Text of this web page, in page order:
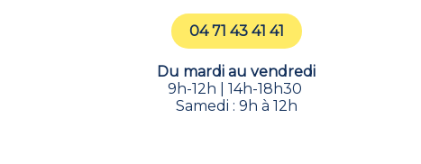
04 71 43 41 41
Du mardi au vendredi
9h-12h | 14h-18h30
Samedi : 9h à 12h